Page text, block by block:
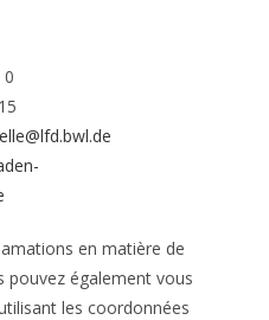
0
en matière de
pouvez également vous
les coordonnées